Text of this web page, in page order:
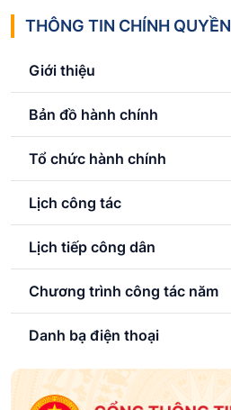
THÔNG TIN CHÍNH QUYỀN
Giới thiệu
Bản đồ hành chính
Tổ chức hành chính
Lịch công tác
Lịch tiếp công dân
Chương trình công tác năm
Danh bạ điện thoại